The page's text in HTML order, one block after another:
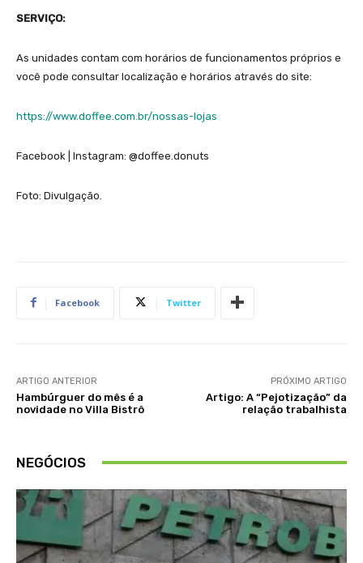
SERVIÇO:
As unidades contam com horários de funcionamentos próprios e
você pode consultar localização e horários através do site:
https://www.doffee.com.br/nossas-lojas
Facebook | Instagram: @doffee.donuts
Foto: Divulgação.
Facebook Twitter
ARTIGO ANTERIOR
Hambúrguer do mês é a
novidade no Villa Bistrô
PRÓXIMO ARTIGO
Artigo: A “Pejotização” da
relação trabalhista
NEGÓCIOS